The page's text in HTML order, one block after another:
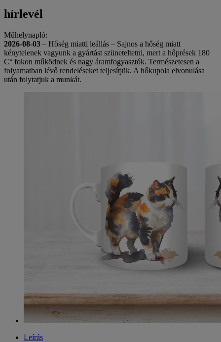
hírlevél
Műhelynapló:
2026-08-03 – Hőség miatti leállás – Sajnos a hőség miatt
kénytelenek vagyunk a gyártást szüneteltetni, mert a hőprések 180
C° fokon működnek és nagy áramfogyasztók. Természetesen a
folyamatban lévő rendeléseket teljesítjük. A hőkupola elvonulása
után folytatjuk a munkát.
Leírás